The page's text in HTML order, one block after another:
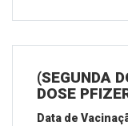
(SEGUNDA
DOSE
Data de